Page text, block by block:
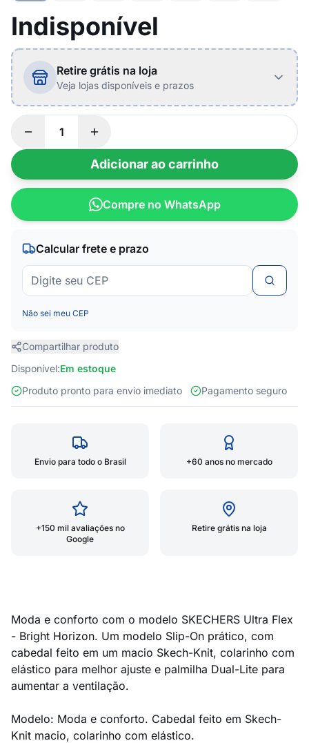
Indisponível
Retire grátis na loja
Veja lojas disponíveis e prazos
Adicionar ao carrinho
Compre no WhatsApp
Calcular frete e prazo
Não sei meu CEP
Compartilhar produto
Disponível:Em estoque
Produto pronto para envio imediato
Pagamento seguro
Envio para todo o Brasil +60 anos no mercado
+150 mil avaliações no
Google
Retire grátis na loja
Moda e conforto com o modelo SKECHERS Ultra Flex
- Bright Horizon. Um modelo Slip-On prático, com
cabedal feito em um macio Skech-Knit, colarinho com
elástico para melhor ajuste e palmilha Dual-Lite para
aumentar a ventilação.
Modelo: Moda e conforto. Cabedal feito em Skech-
Knit macio, colarinho com elástico.